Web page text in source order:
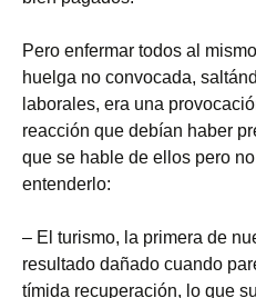
Pero enfermar todos al
huelga no convocada,
laborales, era una
reacción que debían haber
que se hable de ellos pero
entenderlo:
– El turismo, la primera de
resultado dañado cuando
tímida recuperación, lo que